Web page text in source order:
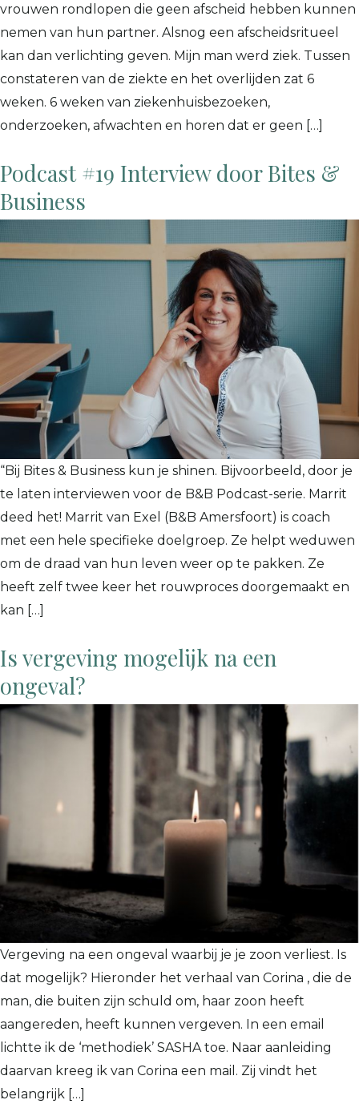
vrouwen rondlopen die geen afscheid hebben kunnen
nemen van hun partner. Alsnog een afscheidsritueel
kan dan verlichting geven. Mijn man werd ziek. Tussen
constateren van de ziekte en het overlijden zat 6
weken. 6 weken van ziekenhuisbezoeken,
onderzoeken, afwachten en horen dat er geen […]
Podcast #19 Interview door Bites &
Business
“Bij Bites & Business kun je shinen. Bijvoorbeeld, door je
te laten interviewen voor de B&B Podcast-serie. Marrit
deed het! Marrit van Exel (B&B Amersfoort) is coach
met een hele specifieke doelgroep. Ze helpt weduwen
om de draad van hun leven weer op te pakken. Ze
heeft zelf twee keer het rouwproces doorgemaakt en
kan […]
Is vergeving mogelijk na een
ongeval?
Vergeving na een ongeval waarbij je je zoon verliest. Is
dat mogelijk? Hieronder het verhaal van Corina , die de
man, die buiten zijn schuld om, haar zoon heeft
aangereden, heeft kunnen vergeven. In een email
lichtte ik de ‘methodiek’ SASHA toe. Naar aanleiding
daarvan kreeg ik van Corina een mail. Zij vindt het
belangrijk […]